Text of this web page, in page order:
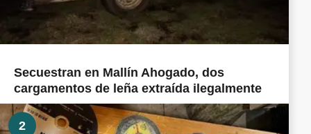
Secuestran en Mallín Ahogado, dos
cargamentos de leña extraída ilegalmente
2